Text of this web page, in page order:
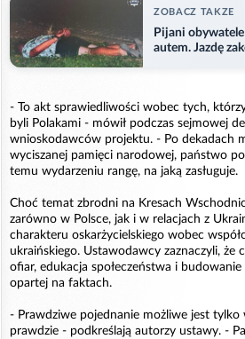
ZOBACZ TAKZE
Pijani
autem. Jazdę
- To akt sprawiedliwości wobec tych,
byli Polakami - mówił podczas sejmowej
wnioskodawców projektu. - Po dekadach
wyciszanej pamięci narodowej, państwo
temu wydarzeniu rangę, na jaką zasługuje.
Choć temat zbrodni na Kresach
zarówno w Polsce, jak i w relacjach z
charakteru oskarżycielskiego wobec
ukraińskiego. Ustawodawcy zaznaczyli, że
ofiar, edukacja społeczeństwa i
opartej na faktach.
- Prawdziwe pojednanie możliwe jest tylko
prawdzie - podkreślają autorzy ustawy. -